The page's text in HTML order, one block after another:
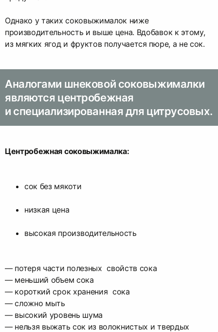
Однако у таких соковыжималок ниже
производительность и выше цена. Вдобавок к этому,
из мягких ягод и фруктов получается пюре, а не сок.
Аналогами шнековой соковыжималки
являются центробежная
и специализированная для цитрусовых.
Центробежная соковыжималка:
сок без мякоти
низкая цена
высокая производительность
— потеря части полезных свойств сока
— меньший объем сока
— короткий срок хранения сока
— сложно мыть
— высокий уровень шума
— нельзя выжать сок из волокнистых и твердых